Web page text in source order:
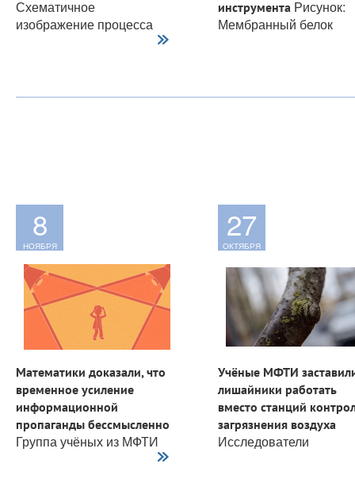
Схематичное
изображение процесса
инструмента Рисунок:
Мембранный белок
8
НОЯБРЯ
Математики доказали, что
временное усиление
информационной
пропаганды бессмысленно
Группа учёных из МФТИ
27
ОКТЯБРЯ
Учёные МФТИ
лишайники работать
вместо станций
загрязнения воздуха
Исследователи